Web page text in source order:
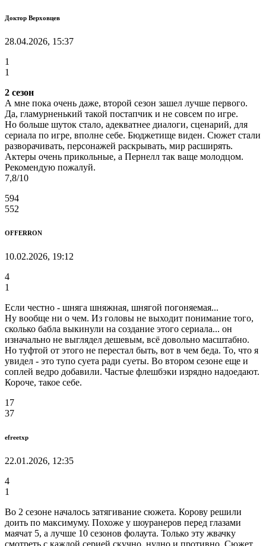
Доктор Верховцев
28.04.2026, 15:37
1
1
2 сезон
А мне пока очень даже, второй сезон зашел лучше первого.
Да, гламурненький такой постапчик и не совсем по игре.
Но больше шуток стало, адекватнее диалоги, сценарий, для
сериала по игре, вполне себе. Бюджетище виден. Сюжет стали
разворачивать, персонажей раскрывать, мир расширять.
Актеры очень прикольные, а Пернелл так ваще молодцом.
Рекомендую пожалуй.
7,8/10
594
552
OFFERRON
10.02.2026, 19:12
4
1
Если честно - шняга шняжная, шнягой погоняемая...
Ну вообще ни о чем. Из головы не выходит понимание того,
сколько бабла выкинули на создание этого сериала... он
изначально не выглядел дешевым, всё довольно масштабно.
Но туфтой от этого не перестал быть, вот в чем беда. То, что я
увидел - это тупо суета ради суеты. Во втором сезоне еще и
соплей ведро добавили. Частые флешбэки изрядно надоедают.
Короче, такое себе.
17
37
efreetxp
22.01.2026, 12:35
4
1
Во 2 сезоне началось затягивание сюжета. Корову решили
доить по максимуму. Похоже у шоуранеров перед глазами
маячат 5, а лучше 10 сезонов фолаута. Только эту жвачку